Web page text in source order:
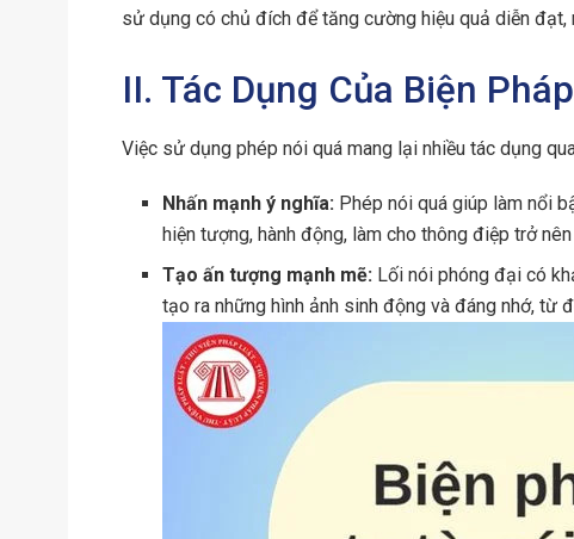
sử dụng có chủ đích để tăng cường hiệu quả diễn đạt,
II. Tác Dụng Của Biện
Việc sử dụng phép nói quá mang lại nhiều tác dụng
Nhấn mạnh ý nghĩa: Phép nói quá giúp làm nổi
hiện tượng, hành động, làm cho thông điệp trở
Tạo ấn tượng mạnh mẽ: Lối nói phóng đại có
tạo ra những hình ảnh sinh động và đáng nhớ, từ